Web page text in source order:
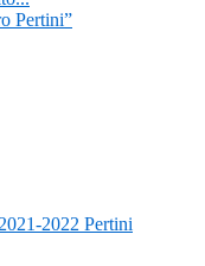
Pertini”
2022 Pertini